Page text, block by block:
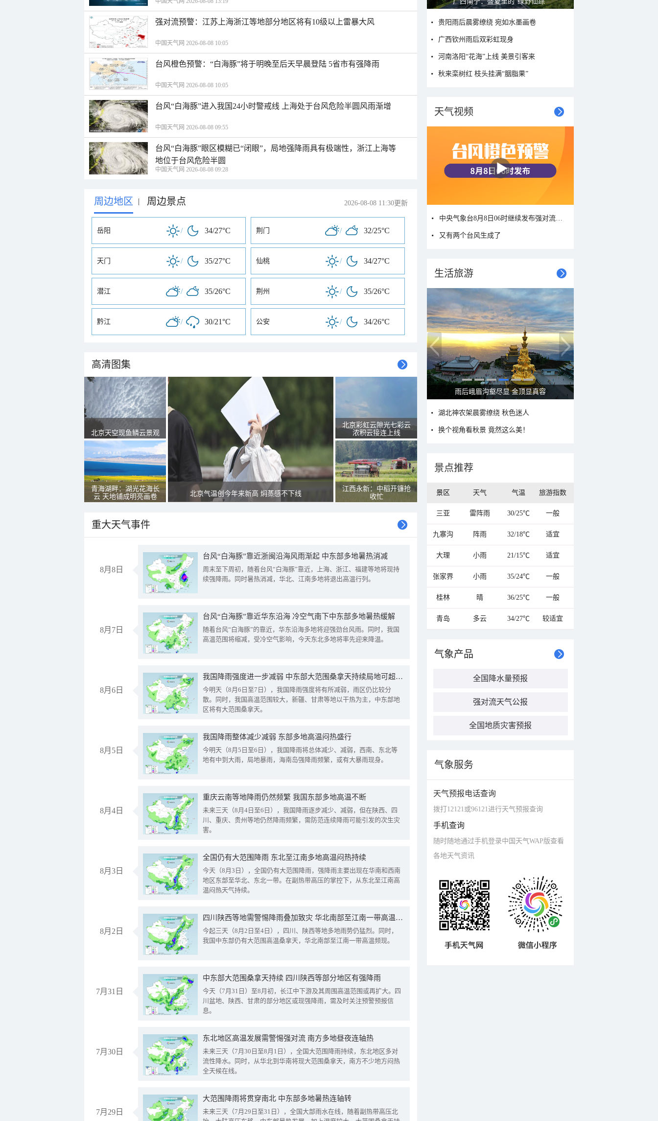
强对流预警：江苏上海浙江等地部分地区将有10级以上雷暴大风
中国天气网 2026-08-08 10:05
台风橙色预警：“白海豚”将于明晚至后天早晨登陆 5省市有强降雨
中国天气网 2026-08-08 10:05
台风“白海豚”进入我国24小时警戒线 上海处于台风危险半圆风雨渐增
中国天气网 2026-08-08 09:55
台风“白海豚”眼区模糊已“闭眼”，局地强降雨具有极端性，浙江上海等
地位于台风危险半圆
中国天气网 2026-08-08 09:28
周边地区 | 周边景点 2026-08-08 11:30更新
岳阳 / 34/27°C 荆门 / 32/25°C
天门 / 35/27°C 仙桃 / 34/27°C
潜江 / 35/26°C 荆州 / 35/26°C
黔江 / 30/21°C 公安 / 34/26°C
高清图集
北京天空现鱼鳞云景观
青海湖畔：湖光花海长
云 天地铺成明亮画卷
北京气温创今年来新高 焖蒸感不下线
北京彩虹云隙光七彩云
浓积云接连上线
江西永新：中稻开镰抢
收忙
重大天气事件
8月8日
台风“白海豚”靠近浙闽沿海风雨渐起 中东部多地暑热消减
周末至下周初，随着台风“白海豚”靠近，上海、浙江、福建等地将现持
续强降雨。同时暑热消减，华北、江南多地将退出高温行列。
8月7日
台风“白海豚”靠近华东沿海 冷空气南下中东部多地暑热缓解
随着台风“白海豚”的靠近，华东沿海多地将迎强劲台风雨。同时，我国
高温范围将缩减，受冷空气影响，今天东北多地将率先迎来降温。
8月6日
我国降雨强度进一步减弱 中东部大范围桑拿天持续局地可超38℃
今明天（8月6日至7日），我国降雨强度将有所减弱，雨区仍比较分
散。同时，我国高温范围较大，新疆、甘肃等地以干热为主，中东部地
区将有大范围桑拿天。
8月5日
我国降雨整体减少减弱 东部多地高温闷热盛行
今明天（8月5日至6日），我国降雨将总体减少、减弱，西南、东北等
地有中到大雨，局地暴雨，海南岛强降雨频繁，或有大暴雨现身。
8月4日
重庆云南等地降雨仍然频繁 我国东部多地高温不断
未来三天（8月4日至6日），我国降雨逐步减少、减弱，但在陕西、四
川、重庆、贵州等地仍然降雨频繁，需防范连续降雨可能引发的次生灾
害。
8月3日
全国仍有大范围降雨 东北至江南多地高温闷热持续
今天（8月3日），全国仍有大范围降雨，强降雨主要出现在华南和西南
地区东部至华北、东北一带。在副热带高压的掌控下，从东北至江南高
温闷热天气持续。
8月2日
四川陕西等地需警惕降雨叠加致灾 华北南部至江南一带高温频现
今起三天（8月2日至4日），四川、陕西等地多地雨势仍猛烈。同时，
我国中东部仍有大范围高温桑拿天，华北南部至江南一带高温频现。
7月31日
中东部大范围桑拿天持续 四川陕西等部分地区有强降雨
今天（7月31日）至8月初，长江中下游及其周围高温范围或再扩大。四
川盆地、陕西、甘肃的部分地区或现强降雨，需及时关注预警预报信
息。
7月30日
东北地区高温发展需警惕强对流 南方多地昼夜连轴热
未来三天（7月30日至8月1日），全国大范围降雨持续，东北地区多对
流性降水。同时，从华北到华南将现大范围桑拿天，南方不少地方闷热
全天候在线。
7月29日
大范围降雨将贯穿南北 中东部多地暑热连轴转
未来三天（7月29日至31日），全国大部雨水在线，随着副热带高压北
贵阳雨后晨雾缭绕 宛如水墨画卷
广西钦州雨后双彩虹现身
河南洛阳“花海”上线 美景引客来
秋来栾树红 枝头挂满“胭脂果”
天气视频
又有两个台风生成了
生活旅游
雨后峨眉沟壑尽显 金顶显真容
湖北神农架晨雾缭绕 秋色迷人
换个视角看秋景 竟然这么美！
景点推荐
景区 天气 气温 旅游指数
三亚 雷阵雨 30/25℃ 一般
九寨沟 阵雨 32/18℃ 适宜
大理 小雨 21/15℃ 适宜
张家界 小雨 35/24℃ 一般
桂林 晴 36/25℃ 一般
青岛 多云 34/27℃ 较适宜
气象产品
全国降水量预报
强对流天气公报
全国地质灾害预报
气象服务
天气预报电话查询
拨打12121或96121进行天气预报查询
手机查询
随时随地通过手机登录中国天气WAP版查看
各地天气资讯